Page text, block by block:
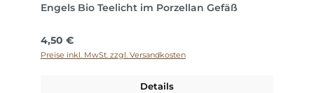
Engels Bio Teelicht im Porzellan Gefäß
Regulärer Preis:
4,50 €
Preise inkl. MwSt. zzgl. Versandkosten
Details